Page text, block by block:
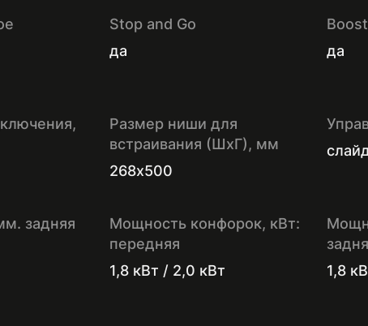
Stop and Go
да
да
Размер ниши для
встраивания (ШхГ), мм
268х500
задняя
Мощность конфорок, кВт:
передняя
1,8 кВт / 2,0 кВт
1,8